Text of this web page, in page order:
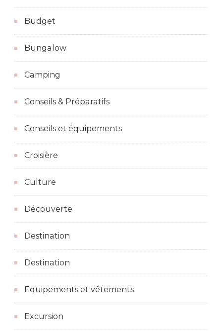
Budget
Bungalow
Camping
Conseils & Préparatifs
Conseils et équipements
Croisière
Culture
Découverte
Destination
Destination
Equipements et vêtements
Excursion